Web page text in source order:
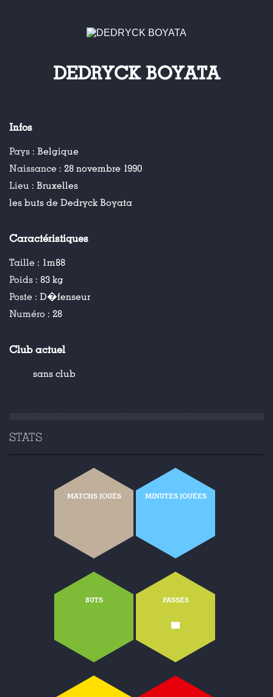
DEDRYCK BOYATA
Infos
Pays : Belgique
Naissance : 28 novembre 1990
Lieu : Bruxelles
les buts de Dedryck Boyata
Caractéristiques
Taille : 1m88
Poids : 83 kg
Poste : D�fenseur
Numéro : 28
Club actuel
sans club
STATS
MATCHS JOUÉS MINUTES JOUÉES
BUTS PASSES
-